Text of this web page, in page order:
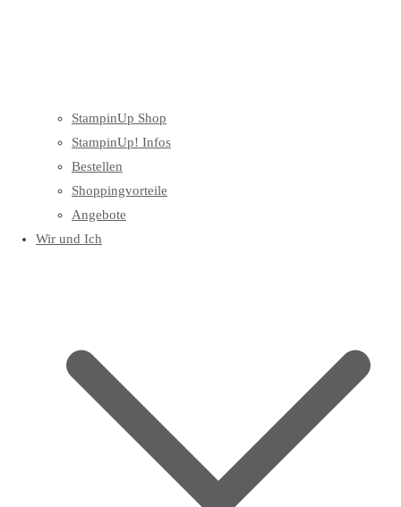
StampinUp Shop
StampinUp! Infos
Bestellen
Shoppingvorteile
Angebote
Wir und Ich